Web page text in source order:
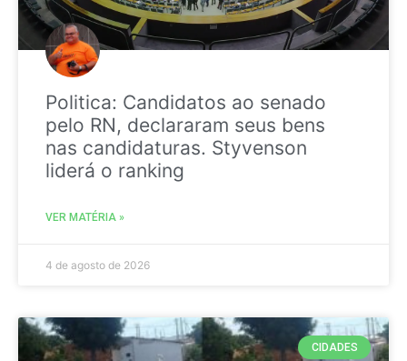
Politica: Candidatos ao senado
pelo RN, declararam seus bens
nas candidaturas. Styvenson
liderá o ranking
VER MATÉRIA »
4 de agosto de 2026
CIDADES